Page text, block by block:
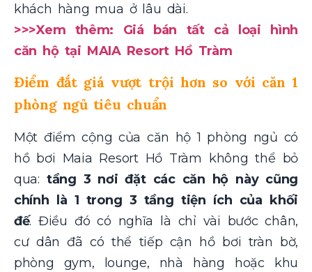
khách hàng mua ở lâu dài.
>>>Xem thêm: Giá bán tất cả loại hình
căn hộ tại MAIA Resort Hồ Tràm
Điểm đắt giá vượt trội hơn so với căn 1
phòng ngủ tiêu chuẩn
Một điểm cộng của căn hộ 1 phòng ngủ có
hồ bơi Maia Resort Hồ Tràm không thể bỏ
qua: tầng 3 nơi đặt các căn hộ này cũng
chính là 1 trong 3 tầng tiện ích của khối
đế. Điều đó có nghĩa là chỉ vài bước chân,
cư dân đã có thể tiếp cận hồ bơi tràn bờ,
phòng gym, lounge, nhà hàng hoặc khu